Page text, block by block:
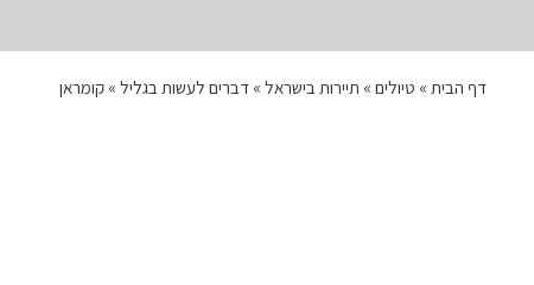
דף הבית » טיולים » תיירות בישראל » דברים לעשות בגליל » קומראן